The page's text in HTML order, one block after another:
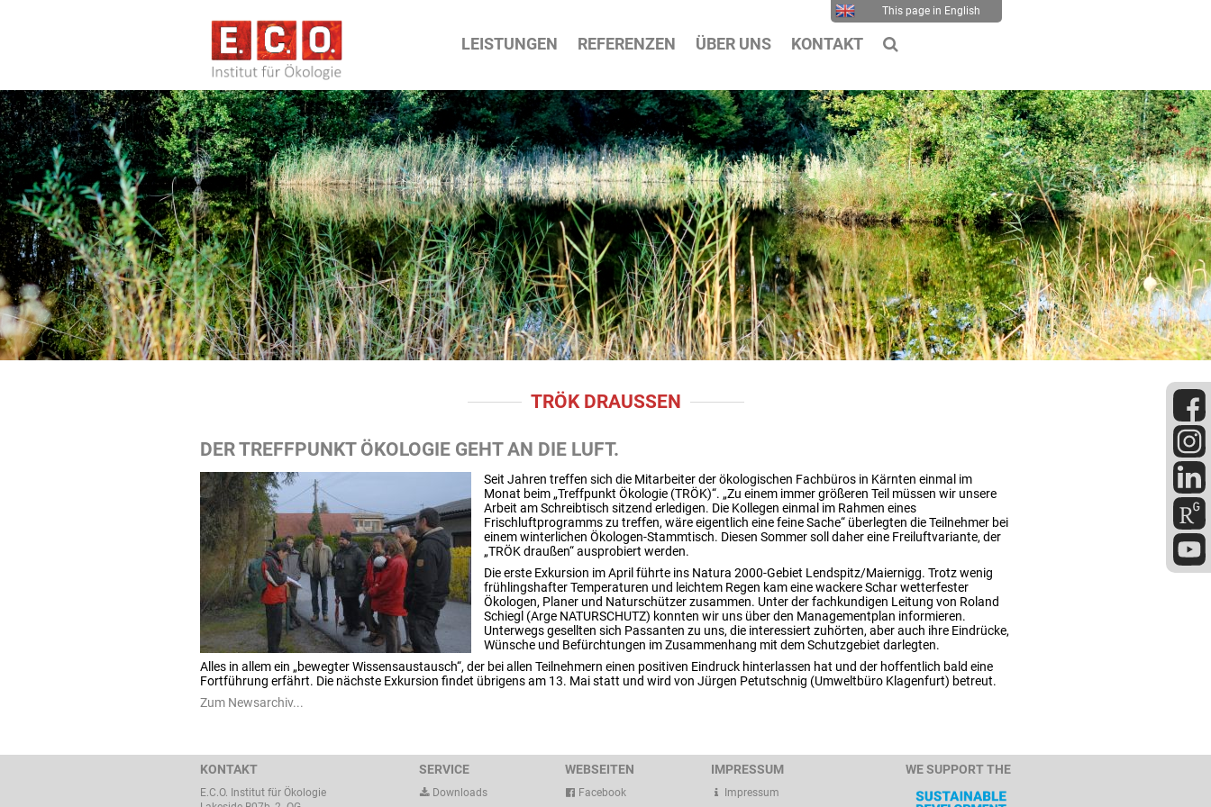
This page in English
LEISTUNGEN REFERENZEN ÜBER UNS KONTAKT
TRÖK DRAUSSEN
DER TREFFPUNKT ÖKOLOGIE GEHT AN DIE LUFT.
Seit Jahren treffen sich die Mitarbeiter der ökologischen Fachbüros in Kärnten einmal im
Monat beim „Treffpunkt Ökologie (TRÖK)“. „Zu einem immer größeren Teil müssen wir unsere
Arbeit am Schreibtisch sitzend erledigen. Die Kollegen einmal im Rahmen eines
Frischluftprogramms zu treffen, wäre eigentlich eine feine Sache“ überlegten die Teilnehmer bei
einem winterlichen Ökologen-Stammtisch. Diesen Sommer soll daher eine Freiluftvariante, der
„TRÖK draußen“ ausprobiert werden.
Die erste Exkursion im April führte ins Natura 2000-Gebiet Lendspitz/Maiernigg. Trotz wenig
frühlingshafter Temperaturen und leichtem Regen kam eine wackere Schar wetterfester
Ökologen, Planer und Naturschützer zusammen. Unter der fachkundigen Leitung von Roland
Schiegl (Arge NATURSCHUTZ) konnten wir uns über den Managementplan informieren.
Unterwegs gesellten sich Passanten zu uns, die interessiert zuhörten, aber auch ihre Eindrücke,
Wünsche und Befürchtungen im Zusammenhang mit dem Schutzgebiet darlegten.
Alles in allem ein „bewegter Wissensaustausch“, der bei allen Teilnehmern einen positiven Eindruck hinterlassen hat und der hoffentlich bald eine
Fortführung erfährt. Die nächste Exkursion findet übrigens am 13. Mai statt und wird von Jürgen Petutschnig (Umweltbüro Klagenfurt) betreut.
Zum Newsarchiv...
KONTAKT
E.C.O. Institut für Ökologie
SERVICE
Downloads
WEBSEITEN
Facebook
IMPRESSUM
Impressum
WE SUPPORT THE